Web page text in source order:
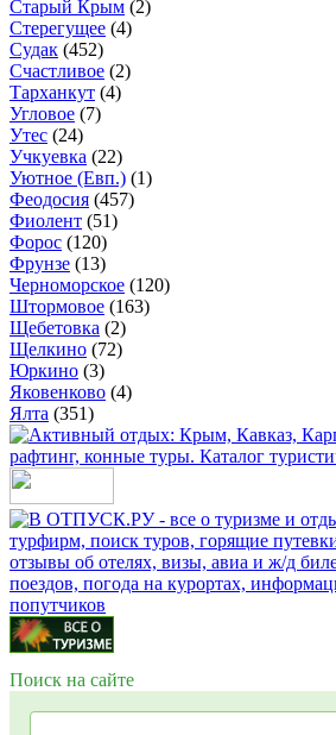
Старый Крым (2)
Стерегущее (4)
Судак (452)
Счастливое (2)
Тарханкут (4)
Угловое (7)
Утес (24)
Учкуевка (22)
Уютное (Евп.) (1)
Феодосия (457)
Фиолент (51)
Форос (120)
Фрунзе (13)
Черноморское (120)
Штормовое (163)
Щебетовка (2)
Щелкино (72)
Юркино (3)
Яковенково (4)
Ялта (351)
Поиск на сайте